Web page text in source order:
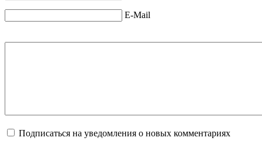
E-Mail
Подписаться на уведомления о новых комментариях